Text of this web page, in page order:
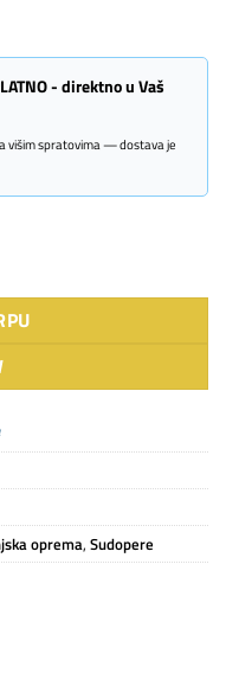
- direktno u Vaš
višim spratovima — dostava je
oprema, Sudopere